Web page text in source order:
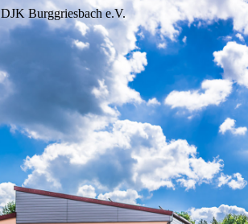
DJK Burggriesbach e.V.